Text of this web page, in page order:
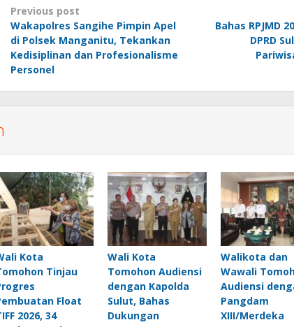
Post
navigation
Previous post
Wakapolres Sangihe Pimpin Apel
di Polsek Manganitu, Tekankan
Kedisiplinan dan Profesionalisme
Personel
Bahas RPJMD
DPRD
Kota
Tinjau
Float
2026, 34
Wali Kota
Tomohon Audiensi
dengan Kapolda
Sulut, Bahas
Dukungan
Walikota dan
Wawali
Audiensi
Pangdam
XIII/Merdeka